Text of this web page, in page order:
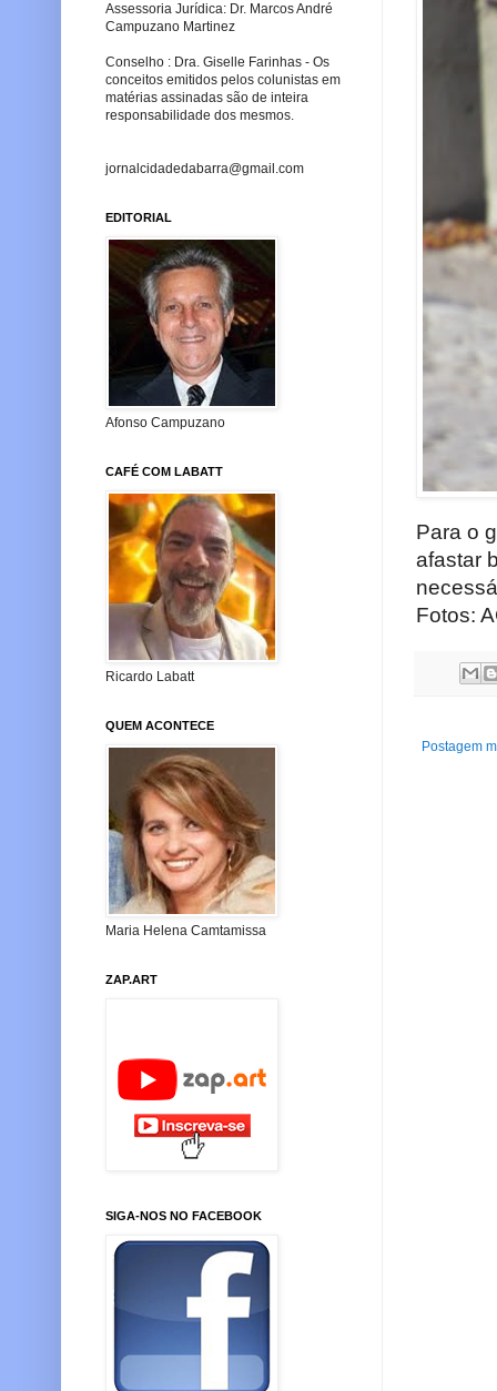
Para o
afastar
Fotos:
Postagem
Assessoria Jurídica: Dr. Marcos André
Campuzano Martinez
Conselho : Dra. Giselle Farinhas - Os
conceitos emitidos pelos colunistas em
matérias assinadas são de inteira
responsabilidade dos mesmos.
jornalcidadedabarra@gmail.com
EDITORIAL
Afonso Campuzano
CAFÉ COM LABATT
Ricardo Labatt
QUEM ACONTECE
Maria Helena Camtamissa
ZAP.ART
SIGA-NOS NO FACEBOOK